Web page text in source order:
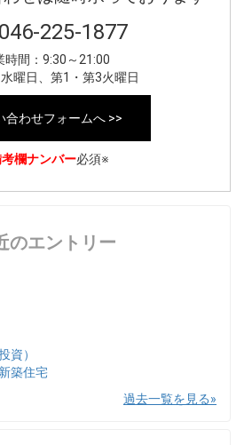
046-225-1877
時間：9:30～21:00
曜日、第1・第3火曜日
合わせフォームへ >>
欄ナンバー必須※
のエントリー
）
築住宅
過去一覧を見る